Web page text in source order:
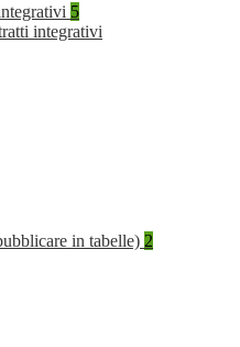
5
integrativi
in tabelle) 2